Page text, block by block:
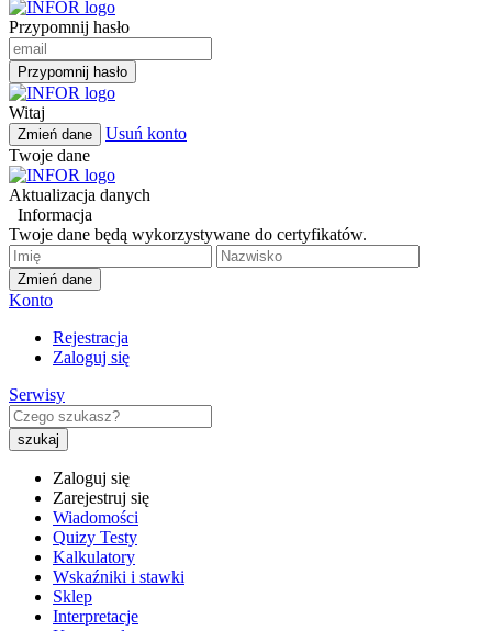
Przypomnij hasło
Przypomnij hasło
Witaj
Zmień dane
Usuń konto
Twoje dane
Aktualizacja danych
Informacja
Twoje dane będą wykorzystywane do certyfikatów.
Zmień dane
Konto
Rejestracja
Zaloguj się
Serwisy
Zaloguj się
Zarejestruj się
Wiadomości
Quizy Testy
Kalkulatory
Wskaźniki i stawki
Sklep
Interpretacje